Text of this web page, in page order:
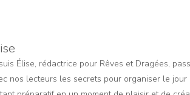
Élise, rédactrice pour Rêves et Dragées,
nos lecteurs les secrets pour organiser le